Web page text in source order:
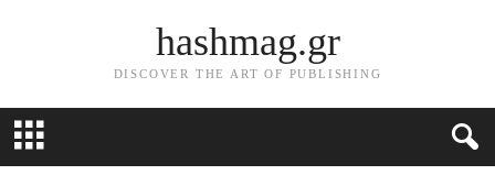
hashmag.gr
DISCOVER THE ART OF PUBLISHING